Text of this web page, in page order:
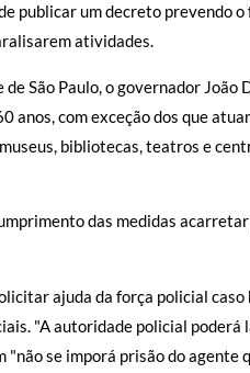
publicar um decreto prevendo o
atividades.
São Paulo, o governador João
anos, com exceção dos que
bibliotecas, teatros e
das medidas
ajuda da força policial caso
"A autoridade policial
se imporá prisão do agente